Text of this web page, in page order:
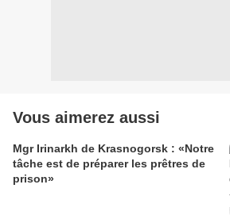
Vous aimerez aussi
Mgr Irinarkh de Krasnogorsk : «Notre
tâche est de préparer les prêtres de
prison»